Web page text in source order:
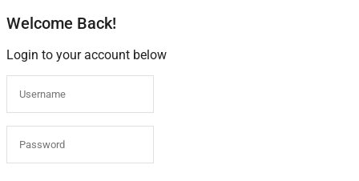
Welcome Back!
Login to your account below